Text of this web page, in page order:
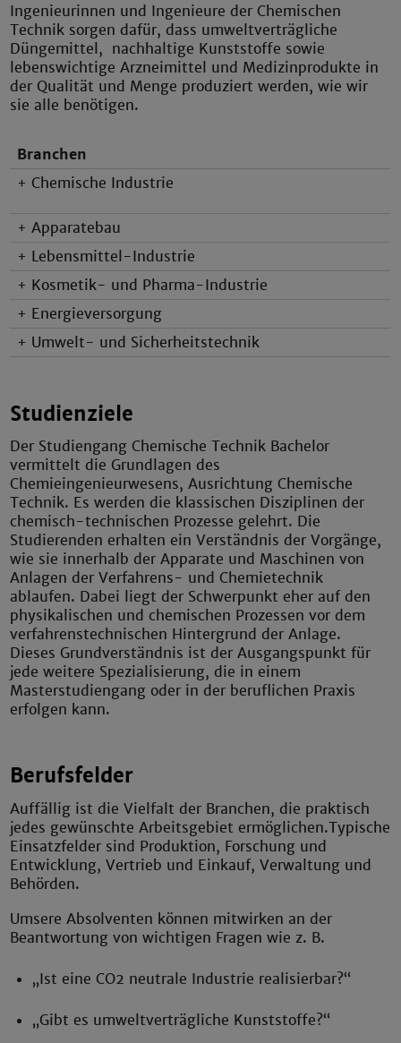
Ingenieurinnen und Ingenieure der Chemischen
Technik sorgen dafür, dass umweltverträgliche
Düngemittel, nachhaltige Kunststoffe sowie
lebenswichtige Arzneimittel und Medizinprodukte in
der Qualität und Menge produziert werden, wie wir
sie alle benötigen.
Branchen
+ Chemische Industrie
+ Apparatebau
+ Lebensmittel-Industrie
+ Kosmetik- und Pharma-Industrie
+ Energieversorgung
+ Umwelt- und Sicherheitstechnik
Studienziele
Der Studiengang Chemische Technik Bachelor
vermittelt die Grundlagen des
Chemieingenieurwesens, Ausrichtung Chemische
Technik. Es werden die klassischen Disziplinen der
chemisch-technischen Prozesse gelehrt. Die
Studierenden erhalten ein Verständnis der Vorgänge,
wie sie innerhalb der Apparate und Maschinen von
Anlagen der Verfahrens- und Chemietechnik
ablaufen. Dabei liegt der Schwerpunkt eher auf den
physikalischen und chemischen Prozessen vor dem
verfahrenstechnischen Hintergrund der Anlage.
Dieses Grundverständnis ist der Ausgangspunkt für
jede weitere Spezialisierung, die in einem
Masterstudiengang oder in der beruflichen Praxis
erfolgen kann.
Berufsfelder
Auffällig ist die Vielfalt der Branchen, die praktisch
jedes ge­wünsch­te Ar­beits­ge­biet ermöglichen.Typische
Einsatzfelder sind Produktion, Forschung und
Entwicklung, Vertrieb und Einkauf, Verwaltung und
Behörden.
Umsere Absolventen können mitwirken an der
Beantwortung von wichtigen Fragen wie z. B.
„Ist eine CO2 neutrale Industrie realisierbar?“
„Gibt es umweltverträgliche Kunststoffe?“